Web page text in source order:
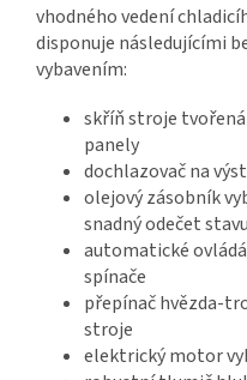
vhodného vedení
disponuje následujícími
vybavením:
skříň stroje
panely
dochlazovač na
olejový zásobník
snadný odečet
automatické
spínače
přepínač hvězda-
stroje
elektrický motor